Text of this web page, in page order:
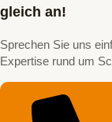
gleich an!
Sprechen Sie uns
Expertise rund um